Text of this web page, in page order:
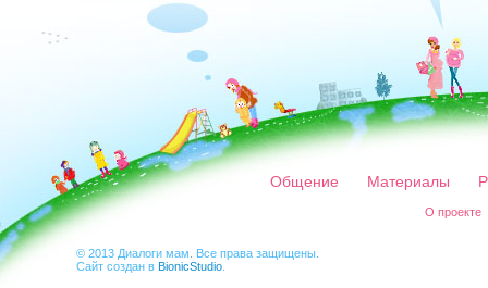
Общение Материалы
О проекте
© 2013 Диалоги мам. Все права защищены.
Сайт создан в BionicStudio